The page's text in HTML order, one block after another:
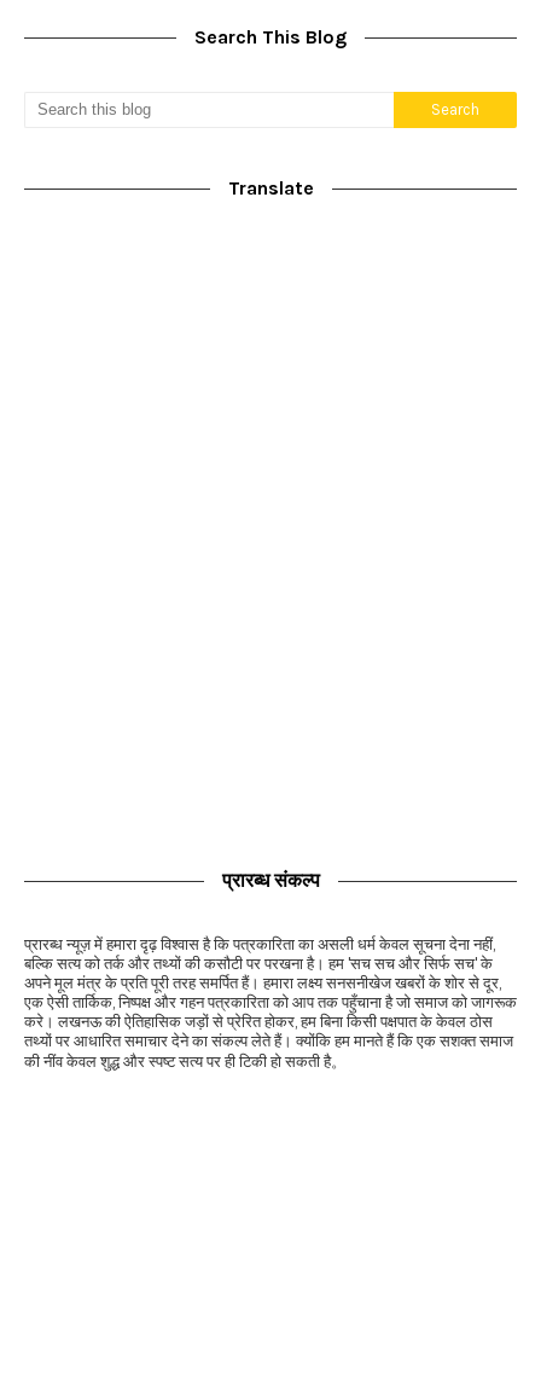
Search This Blog
Translate
प्रारब्ध संकल्प
प्रारब्ध न्यूज़ में हमारा दृढ़ विश्वास है कि पत्रकारिता का असली धर्म केवल सूचना देना नहीं,
बल्कि सत्य को तर्क और तथ्यों की कसौटी पर परखना है। हम 'सच सच और सिर्फ सच' के
अपने मूल मंत्र के प्रति पूरी तरह समर्पित हैं। हमारा लक्ष्य सनसनीखेज खबरों के शोर से दूर,
एक ऐसी तार्किक, निष्पक्ष और गहन पत्रकारिता को आप तक पहुँचाना है जो समाज को जागरूक
करे। लखनऊ की ऐतिहासिक जड़ों से प्रेरित होकर, हम बिना किसी पक्षपात के केवल ठोस
तथ्यों पर आधारित समाचार देने का संकल्प लेते हैं। क्योंकि हम मानते हैं कि एक सशक्त समाज
की नींव केवल शुद्ध और स्पष्ट सत्य पर ही टिकी हो सकती है。